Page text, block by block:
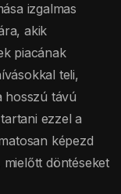
izgalmas
akik
piacának
teli,
hosszú távú
ezzel a
képezd
döntéseket